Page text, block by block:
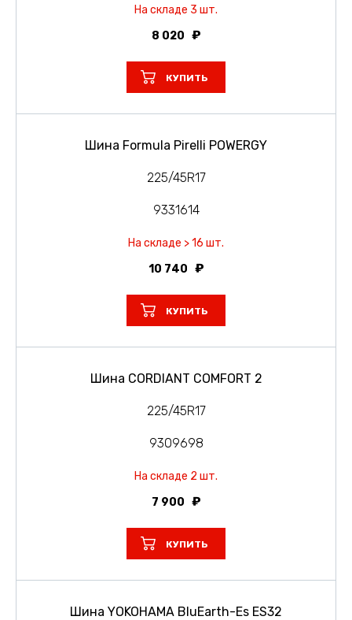
На складе 3 шт.
8 020
КУПИТЬ
Шина Formula Pirelli POWERGY
225/45R17
9331614
На складе > 16 шт.
10 740
КУПИТЬ
Шина CORDIANT COMFORT 2
225/45R17
9309698
На складе 2 шт.
7 900
КУПИТЬ
Шина YOKOHAMA BluEarth-Es ES32